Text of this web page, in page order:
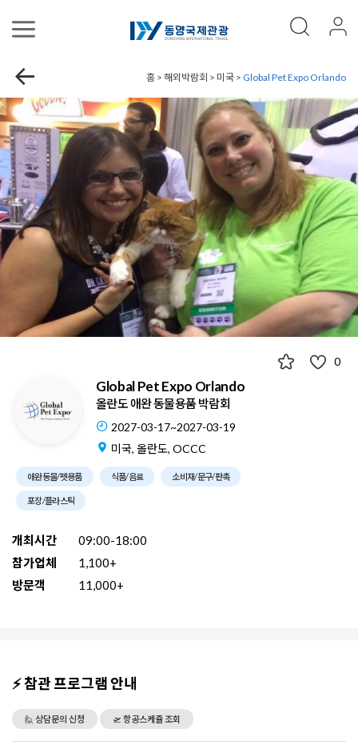
홈 > 해외박람회 > 미국 > Global Pet Expo Orlando
0
Global Pet Expo Orlando
올란도 애완 동물용품 박람회
2027-03-17~2027-03-19
미국, 올란도, OCCC
애완동물/펫용품 식품/음료 소비재/문구/판촉
포장/플라스틱
개최시간
09:00-18:00
참가업체
1,100+
방문객
11,000+
⚡ 참관 프로그램 안내
🙋 상담문의 신청 🛫 항공스케쥴 조회